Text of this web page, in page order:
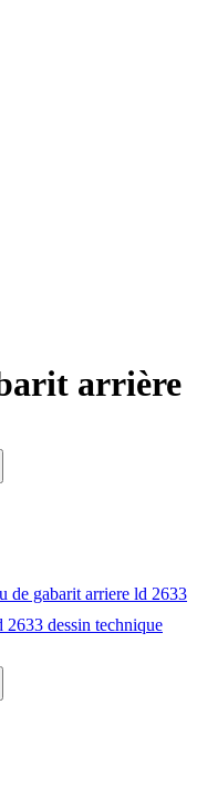
arrière
de gabarit arriere ld 2633
2633 dessin technique